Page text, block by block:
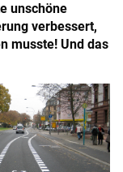
unschöne
verbessert,
musste! Und das